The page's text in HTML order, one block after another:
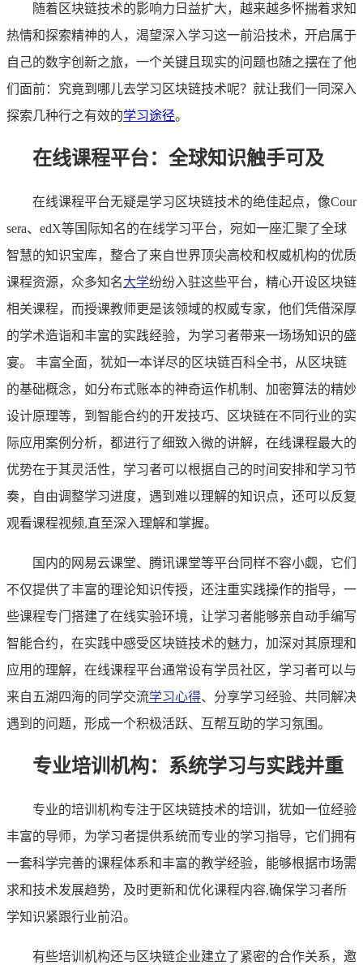
随着区块链技术的影响力日益扩大，越来越多怀揣着求知
热情和探索精神的人，渴望深入学习这一前沿技术，开启属于
自己的数字创新之旅，一个关键且现实的问题也随之摆在了他
们面前：究竟到哪儿去学习区块链技术呢？就让我们一同深入
探索几种行之有效的学习途径。
在线课程平台：全球知识触手可及
在线课程平台无疑是学习区块链技术的绝佳起点，像Cour
sera、edX等国际知名的在线学习平台，宛如一座汇聚了全球
智慧的知识宝库，整合了来自世界顶尖高校和权威机构的优质
课程资源，众多知名大学纷纷入驻这些平台，精心开设区块链
相关课程，而授课教师更是该领域的权威专家，他们凭借深厚
的学术造诣和丰富的实践经验，为学习者带来一场场知识的盛
宴。 丰富全面，犹如一本详尽的区块链百科全书，从区块链
的基础概念，如分布式账本的神奇运作机制、加密算法的精妙
设计原理等，到智能合约的开发技巧、区块链在不同行业的实
际应用案例分析，都进行了细致入微的讲解，在线课程最大的
优势在于其灵活性，学习者可以根据自己的时间安排和学习节
奏，自由调整学习进度，遇到难以理解的知识点，还可以反复
观看课程视频,直至深入理解和掌握。
国内的网易云课堂、腾讯课堂等平台同样不容小觑，它们
不仅提供了丰富的理论知识传授，还注重实践操作的指导，一
些课程专门搭建了在线实验环境，让学习者能够亲自动手编写
智能合约，在实践中感受区块链技术的魅力，加深对其原理和
应用的理解，在线课程平台通常设有学员社区，学习者可以与
来自五湖四海的同学交流学习心得、分享学习经验、共同解决
遇到的问题，形成一个积极活跃、互帮互助的学习氛围。
专业培训机构：系统学习与实践并重
专业的培训机构专注于区块链技术的培训，犹如一位经验
丰富的导师，为学习者提供系统而专业的学习指导，它们拥有
一套科学完善的课程体系和丰富的教学经验，能够根据市场需
求和技术发展趋势，及时更新和优化课程内容,确保学习者所
学知识紧跟行业前沿。
有些培训机构还与区块链企业建立了紧密的合作关系，邀